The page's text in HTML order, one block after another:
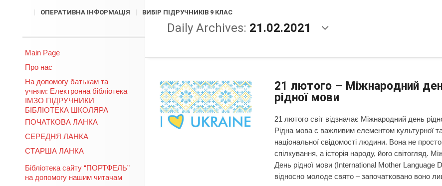
ОПЕРАТИВНА ІНФОРМАЦІЯ ВИБІР ПІДРУЧНИКІВ 9 КЛАС
Main Page
Про нас
На допомогу батькам та
учням: Електронна бібліотека
ІМЗО ПІДРУЧНИКИ
БІБЛІОТЕКА ШКОЛЯРА
ПОЧАТКОВА ЛАНКА
СЕРЕДНЯ ЛАНКА
СТАРША ЛАНКА
Бібліотека сайту “ПОРТФЕЛЬ”
на допомогу нашим читачам
Daily Archives: 21.02.2021
21 лютого – Міжнародний
рідної мови
21 лютого світ відзначає Міжнародний день
Рідна мова є важливим елементом культурної
національної свідомості людини. Вона не просто
спілкування, а історія народу, його світогляд.
День рідної мови (International Mother Language
відносно молоде свято – започатковано воно